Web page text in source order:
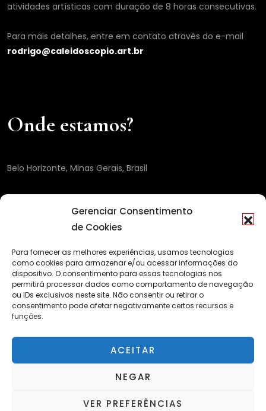
Gerenciar Consentimento
de Cookies
Para fornecer as melhores experiências, usamos tecnologias
como cookies para armazenar e/ou acessar informações do
dispositivo. O consentimento para essas tecnologias nos
permitirá processar dados como comportamento de navegação
ou IDs exclusivos neste site. Não consentir ou retirar o
consentimento pode afetar negativamente certos recursos e
funções.
ACEITAR
NEGAR
VER PREFERÊNCIAS
atividades artísticas com duração de 8 horas consecutivas.
Para mais detalhes, entre em contato através do e-mail
rodrigo@caleidoscopio.art.br
Onde estamos?
Belo Horizonte, Minas Gerais, Brasil